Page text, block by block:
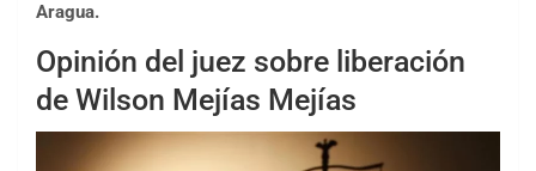
Aragua.
Opinión del juez sobre liberación
de Wilson Mejías Mejías